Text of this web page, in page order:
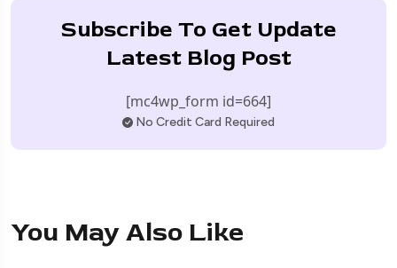
Subscribe To Get Update
Latest Blog Post
[mc4wp_form id=664]
No Credit Card Required
You May Also Like